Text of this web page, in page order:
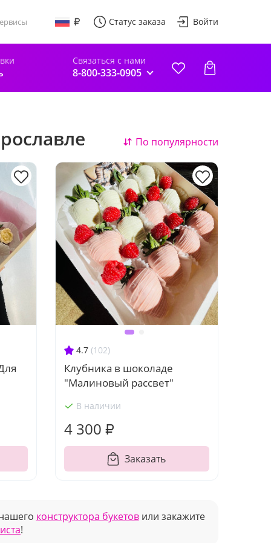
Статус заказа Войти
Связаться с нами
8-800-333-0905
По популярности
4.7 (102)
Клубника в шоколаде
"Малиновый рассвет"
В наличии
4 300 ₽
Заказать
конструктора букетовили закажите
!